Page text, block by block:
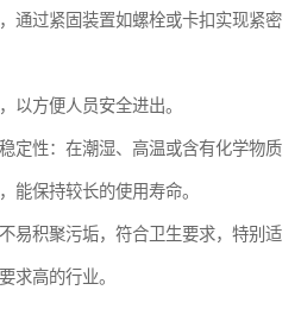
通过紧固装置如螺栓或卡扣实现紧密
以方便人员安全进出。
定性：在潮湿、高温或含有化学物质
能保持较长的使用寿命。
易积聚污垢，符合卫生要求，特别适
求高的行业。